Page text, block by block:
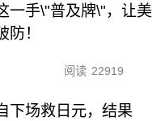
一手\"普及牌\"，让美
防！
阅读 22919
下场救日元，结果